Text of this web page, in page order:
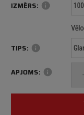
IZMĒRS: info
TIPS: info
APJOMS: info -